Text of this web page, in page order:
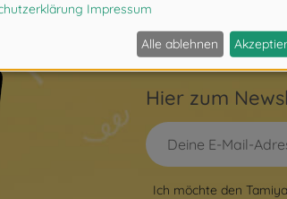
Hier zum
Ich möchte den